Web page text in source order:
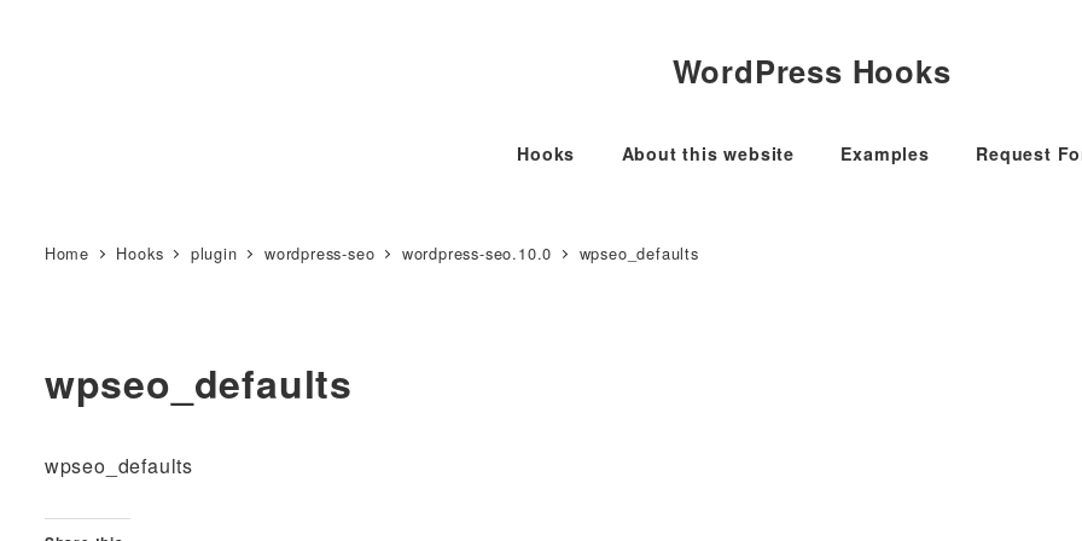
WordPress Hooks
Hooks About this website Examples Request
Home Hooks plugin wordpress-seo wordpress-seo.10.0 wpseo_defaults
wpseo_defaults
wpseo_defaults